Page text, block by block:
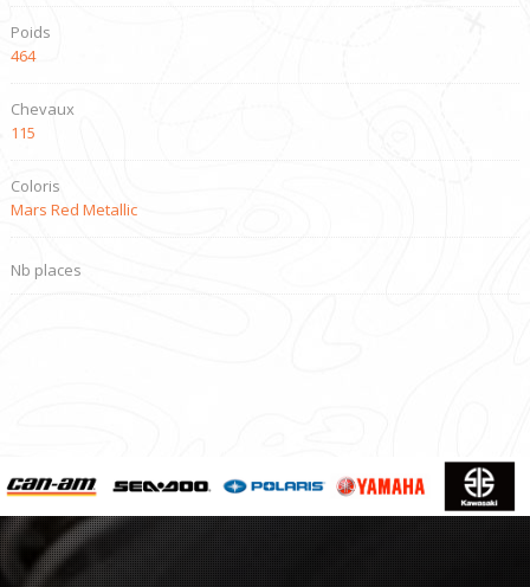
Poids
464
Chevaux
115
Coloris
Mars Red Metallic
Nb places